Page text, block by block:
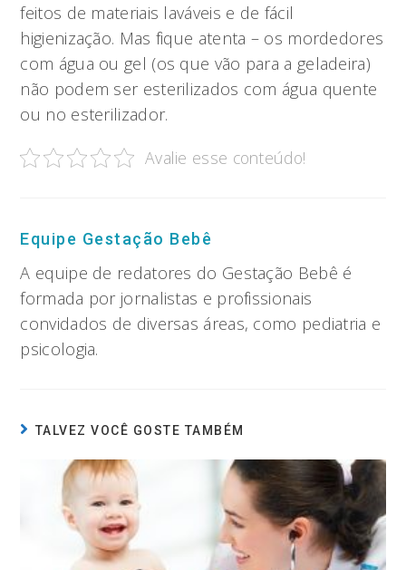
feitos de materiais laváveis e de fácil
higienização. Mas fique atenta – os mordedores
com água ou gel (os que vão para a geladeira)
não podem ser esterilizados com água quente
ou no esterilizador.
Avalie esse conteúdo!
Equipe Gestação Bebê
A equipe de redatores do Gestação Bebê é
formada por jornalistas e profissionais
convidados de diversas áreas, como pediatria e
psicologia.
TALVEZ VOCÊ GOSTE TAMBÉM